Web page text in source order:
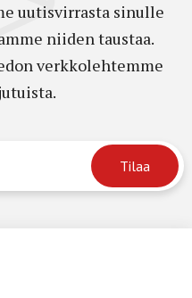
uutisvirrasta sinulle
niiden taustaa.
verkkolehtemme